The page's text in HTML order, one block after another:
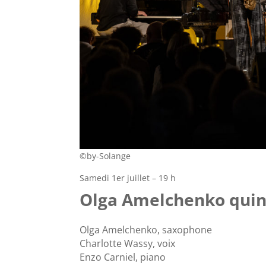
©by-Solange
Samedi 1er juillet – 19 h
Olga Amelchenko
Olga Amelchenko, saxophone
Charlotte Wassy, voix
Enzo Carniel, piano